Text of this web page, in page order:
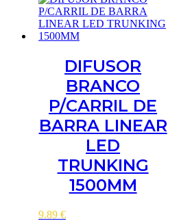
DIFUSOR
BRANCO
P/CARRIL DE
BARRA LINEAR
LED
TRUNKING
1500MM
9.89 €